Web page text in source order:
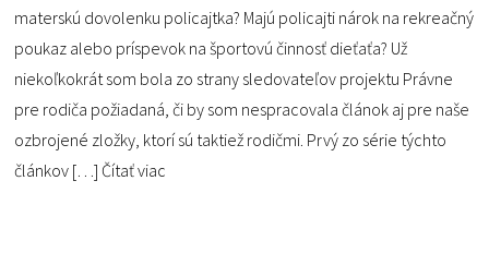
materskú dovolenku policajtka? Majú policajti nárok na rekreačný
poukaz alebo príspevok na športovú činnosť dieťaťa? Už
niekoľkokrát som bola zo strany sledovateľov projektu Právne
pre rodiča požiadaná, či by som nespracovala článok aj pre naše
ozbrojené zložky, ktorí sú taktiež rodičmi. Prvý zo série týchto
článkov […]Čítať viac